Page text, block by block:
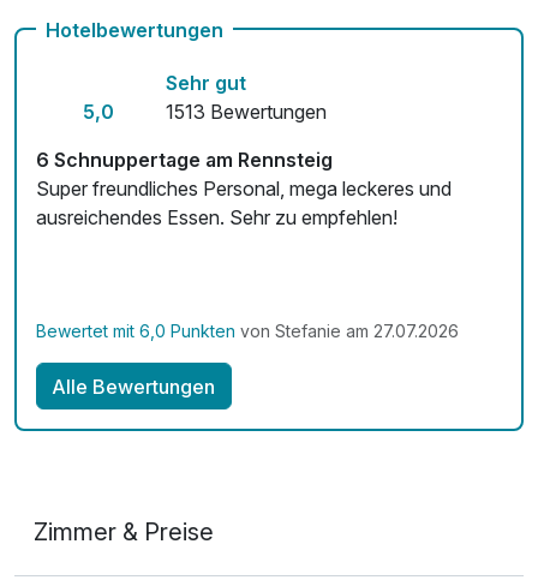
Mit Hotelbar
Hotelbewertungen
5,0
Sehr gut
1513 Bewertungen
6 Schnuppertage am Rennsteig
Super freundliches Personal, mega leckeres und
ausreichendes Essen. Sehr zu empfehlen!
Bewertet mit 6,0 Punkten von Stefanie am 27.07.2026
Alle Bewertungen
Zimmer & Preise